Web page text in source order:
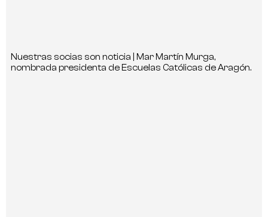
Nuestras socias son noticia | Mar Martín Murga,
nombrada presidenta de Escuelas Católicas de Aragón.